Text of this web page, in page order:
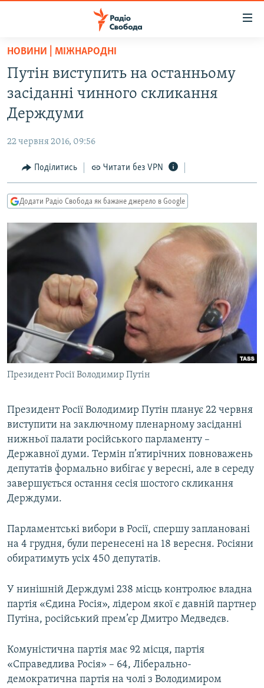
Перейти
основного
матеріалу
Перейти
до
основної
навігації
Перейти
до
пошуку
ВСЕ ЗА ДОБУ
СТАТТІ
ЕКОНОМІКА
СУСПІЛЬСТВО
УКРАЇНА
РОСІЙСЬКА «ФІЛЬТРАЦІЯ»
ДОНБАС.РЕАЛІЇ
ТИ ЯК?
СХЕМИ
КИТАЙ.ВИКЛИКИ
МУЛЬТИМЕДІА
СПЕЦПРОЄКТИ
ПОДКАСТИ
КРИМ РЕАЛІЇ
УКР
КТАТ
ДОЛУЧАЙСЯ!
Усі сайти RFE/RL
НОВИНИ | МІЖНАРОДНІ
Путін виступить на останньому
засіданні чинного скликання
Держдуми
22 червня 2016, 09:56
Поділитись Читати без VPN
Додати Радіо Свобода як бажане джерело в Google
Президент Росії Володимир Путін
Президент Росії Володимир Путін планує 22 червня
виступити на заключному пленарному засіданні
нижньої палати російського парламенту –
Державної думи. Термін п’ятирічних повноважень
депутатів формально вибігає у вересні, але в середу
завершується остання сесія шостого скликання
Держдуми.
Парламентські вибори в Росії, спершу заплановані
на 4 грудня, були перенесені на 18 вересня. Росіяни
обиратимуть усіх 450 депутатів.
У нинішній Держдумі 238 місць контролює владна
партія «Єдина Росія», лідером якої є давній партнер
Путіна, російський прем’єр Дмитро Медведєв.
Комуністична партія має 92 місця, партія
«Справедлива Росія» – 64, Ліберально-
демократична партія на чолі з Володимиром